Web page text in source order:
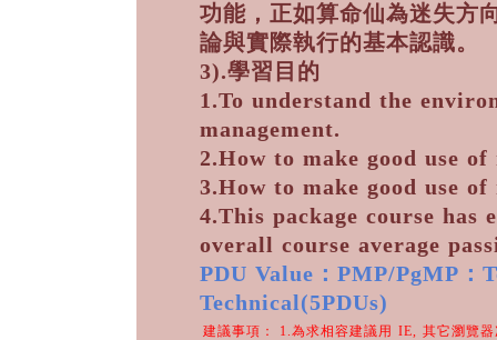
功能，正如算命仙為迷失方
論與實際執行的基本認識。
3).學習目的
1.To understand the
management.
2.How to make good use
3.How to make good use
4.This package course has
overall course average
PDU Value：PMP/PgMP：
Technical(5PDUs)
建議事項：
1.為求相容建議用 IE, 其它瀏覽器